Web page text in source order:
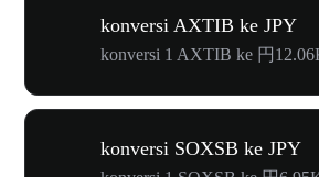
konversi AXTIB ke JPY
konversi 1 AXTIB ke 円
konversi SOXSB ke JPY